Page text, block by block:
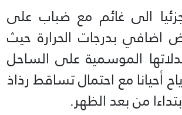
الى غائم مع ضباب على
اضافي بدرجات الحرارة حيث
الموسمية على الساحل
أحيانا مع احتمال تساقط رذاذ
من بعد الظهر.